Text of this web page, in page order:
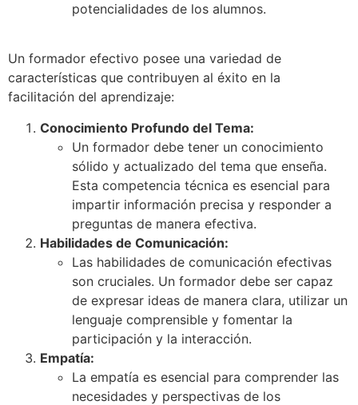
potencialidades de los alumnos.
Un formador efectivo posee una variedad de
características que contribuyen al éxito en la
facilitación del aprendizaje:
Conocimiento Profundo del Tema:
Un formador debe tener un conocimiento
sólido y actualizado del tema que enseña.
Esta competencia técnica es esencial para
impartir información precisa y responder a
preguntas de manera efectiva.
Habilidades de Comunicación:
Las habilidades de comunicación efectivas
son cruciales. Un formador debe ser capaz
de expresar ideas de manera clara, utilizar un
lenguaje comprensible y fomentar la
participación y la interacción.
Empatía:
La empatía es esencial para comprender las
necesidades y perspectivas de los